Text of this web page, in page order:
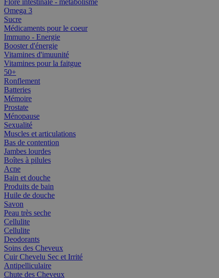
Flore intestinale - métabolisme
Omega 3
Sucre
Médicaments pour le coeur
Immuno - Energie
Booster d'énergie
Vitamines d'imuunité
Vitamines pour la faitgue
50+
Ronflement
Batteries
Mémoire
Prostate
Ménopause
Sexualité
Muscles et articulations
Bas de contention
Jambes lourdes
Boîtes à pilules
Acne
Bain et douche
Produits de bain
Huile de douche
Savon
Peau très seche
Cellulite
Cellulite
Deodorants
Soins des Cheveux
Cuir Chevelu Sec et Irrité
Antipelliculaire
Chute des Cheveux